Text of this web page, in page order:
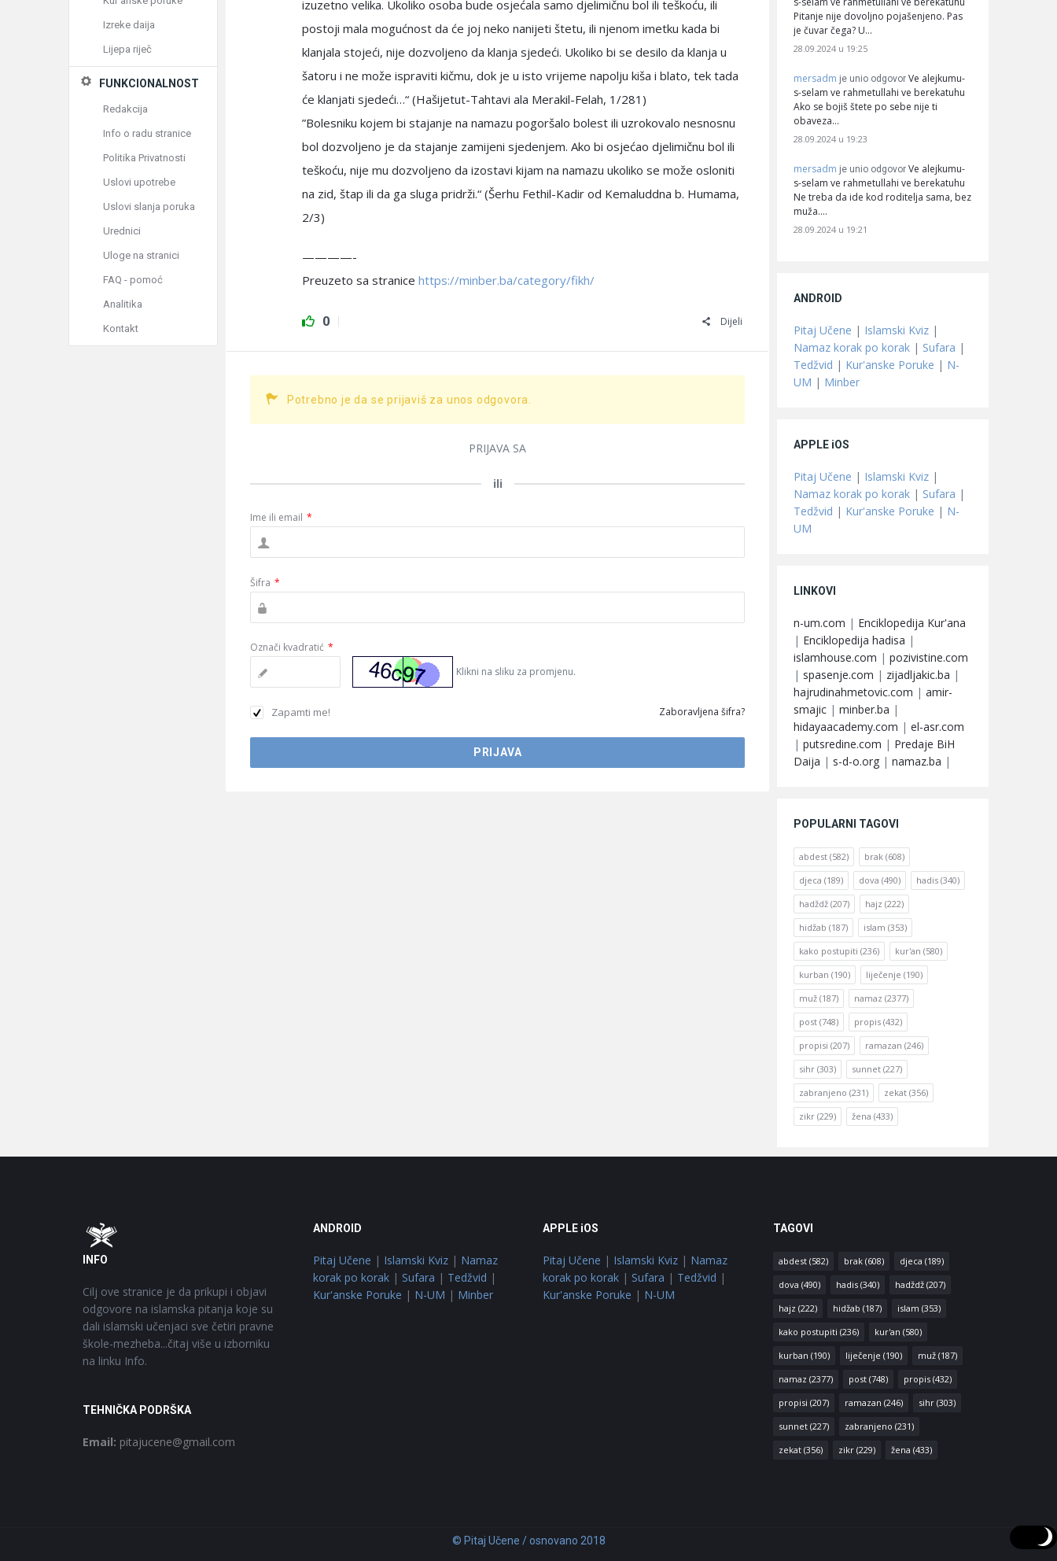
izuzetno velika. Ukoliko osoba bude osjećala samo djelimičnu bol ili teškoću, ili
postoji mala mogućnost da će joj neko nanijeti štetu, ili njenom imetku kada bi
klanjala stojeći, nije dozvoljeno da klanja sjedeći. Ukoliko bi se desilo da klanja u
šatoru i ne može ispraviti kičmu, dok je u isto vrijeme napolju kiša i blato, tek tada
će klanjati sjedeći…“ (Hašijetut-Tahtavi ala Merakil-Felah, 1/281)
”Bolesniku kojem bi stajanje na namazu pogoršalo bolest ili uzrokovalo nesnosnu
bol dozvoljeno je da stajanje zamijeni sjedenjem. Ako bi osjećao djelimičnu bol ili
teškoću, nije mu dozvoljeno da izostavi kijam na namazu ukoliko se može osloniti
na zid, štap ili da ga sluga pridrži.“ (Šerhu Fethil-Kadir od Kemaluddna b. Humama,
2/3)
————-
Preuzeto sa stranice https://minber.ba/category/fikh/
0 Dijeli
Potrebno je da se prijaviš za unos odgovora.
PRIJAVA SA
ili
Ime ili email *
Šifra *
Označi kvadratić *
Klikni na sliku za promjenu.
Zapamti me! Zaboravljena šifra?
Pitanje nije dovoljno pojašenjeno. Pas
je čuvar čega? U…
28.09.2024 u 19:25
mersadm je unio odgovor Ve alejkumu-
s-selam ve rahmetullahi ve berekatuhu
Ako se bojiš štete po sebe nije ti
obaveza…
28.09.2024 u 19:23
mersadm je unio odgovor Ve alejkumu-
s-selam ve rahmetullahi ve berekatuhu
Ne treba da ide kod roditelja sama, bez
muža.…
28.09.2024 u 19:21
ANDROID
Pitaj Učene | Islamski Kviz |
Namaz korak po korak | Sufara |
Tedžvid | Kur'anske Poruke | N-
UM | Minber
APPLE iOS
Pitaj Učene | Islamski Kviz |
Namaz korak po korak | Sufara |
Tedžvid | Kur'anske Poruke | N-
UM
LINKOVI
n-um.com | Enciklopedija Kur'ana
| Enciklopedija hadisa |
islamhouse.com | pozivistine.com
| spasenje.com | zijadljakic.ba |
hajrudinahmetovic.com | amir-
smajic | minber.ba |
hidayaacademy.com | el-asr.com
| putsredine.com | Predaje BiH
Daija | s-d-o.org | namaz.ba |
POPULARNI TAGOVI
abdest (582) brak (608)
djeca (189) dova (490) hadis (340)
hadždž (207) hajz (222)
hidžab (187) islam (353)
kako postupiti (236) kur'an (580)
kurban (190) liječenje (190)
muž (187) namaz (2377)
post (748) propis (432)
propisi (207) ramazan (246)
sihr (303) sunnet (227)
zabranjeno (231) zekat (356)
zikr (229) žena (433)
Izreke daija
Lijepa riječ
FUNKCIONALNOST
Redakcija
Info o radu stranice
Politika Privatnosti
Uslovi upotrebe
Uslovi slanja poruka
Urednici
Uloge na stranici
FAQ - pomoć
Analitika
Kontakt
Footer
INFO
Cilj ove stranice je da prikupi i objavi
odgovore na islamska pitanja koje su
dali islamski učenjaci sve četiri pravne
škole-mezheba...čitaj više u izborniku
na linku Info.
TEHNIČKA PODRŠKA
Email: pitajucene@gmail.com
ANDROID
Pitaj Učene | Islamski Kviz| Namaz
korak po korak| Sufara | Tedžvid |
Kur'anske Poruke | N-UM | Minber
APPLE iOS
Pitaj Učene | Islamski Kviz | Namaz
korak po korak | Sufara | Tedžvid |
Kur'anske Poruke | N-UM
TAGOVI
abdest(582) brak(608) djeca (189)
dova (490) hadis(340) hadždž(207)
hajz (222) hidžab (187) islam (353)
kako postupiti (236) kur'an (580)
kurban (190) liječenje (190) muž(187)
namaz (2377) post(748) propis(432)
propisi (207) ramazan (246) sihr(303)
sunnet(227) zabranjeno (231)
zekat(356) zikr(229) žena (433)
© Pitaj Učene / osnovano 2018